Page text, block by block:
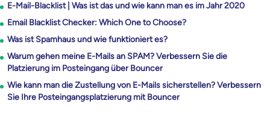
E-Mail-Blacklist | Was ist das und wie kann man es im Jahr 2020
Email Blacklist Checker: Which One to Choose?
Was ist Spamhaus und wie funktioniert es?
Warum gehen meine E-Mails an SPAM? Verbessern Sie die
Platzierung im Posteingang über Bouncer
Wie kann man die Zustellung von E-Mails sicherstellen? Verbessern
Sie Ihre Posteingangsplatzierung mit Bouncer